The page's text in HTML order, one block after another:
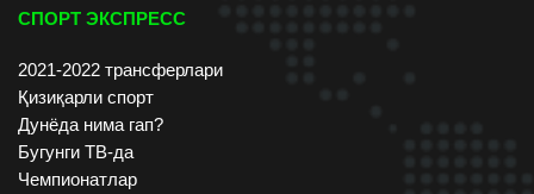
СПОРТ ЭКСПРЕСС
2021-2022 трансферлари
Қизиқарли спорт
Дунёда нима гап?
Бугунги ТВ-да
Чемпионатлар